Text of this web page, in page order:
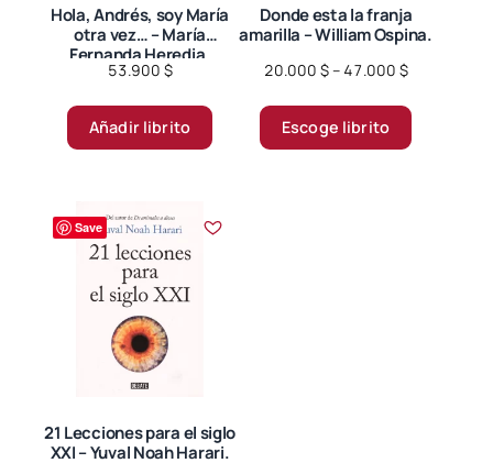
página
de
producto
página
de
Hola, Andrés, soy María
otra vez… – María
Fernanda Heredia.
53.900 $
Añadir librito
Donde esta la franja
amarilla – William Ospina.
20.000 $– 47.000 $Price
20.000 $
through
Escoge librito
Save
21 Lecciones para el siglo
XXI – Yuval Noah Harari.